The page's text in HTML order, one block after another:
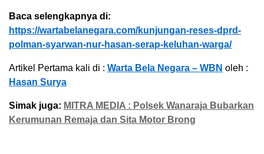
Baca selengkapnya di:
https://wartabelanegara.com/kunjungan-reses-dprd-
polman-syarwan-nur-hasan-serap-keluhan-warga/
Artikel Pertama kali di : Warta Bela Negara – WBN oleh :
Hasan Surya
Simak juga: MITRA MEDIA : Polsek Wanaraja Bubarkan
Kerumunan Remaja dan Sita Motor Brong